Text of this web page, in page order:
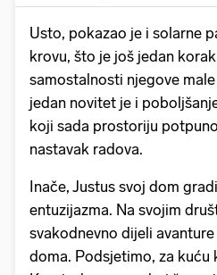
Usto, pokazao je i solarne
krovu, što je još jedan
samostalnosti njegove
jedan novitet je i
koji sada prostoriju
nastavak radova.
Inače, Justus svoj dom
entuzijazma. Na svojim
svakodnevno dijeli
doma. Podsjetimo, za kuću